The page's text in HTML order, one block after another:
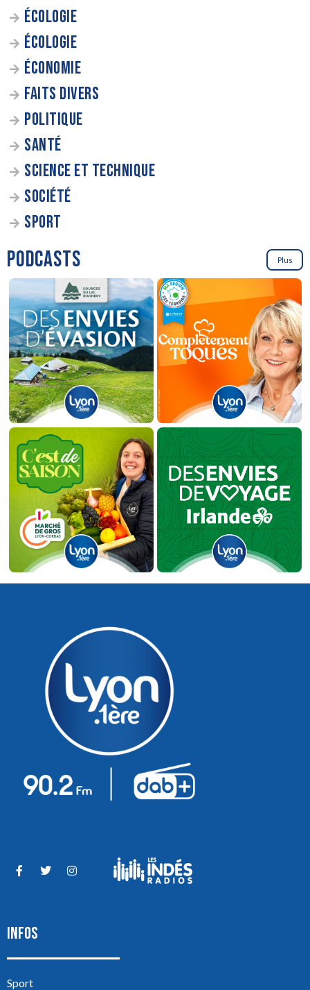
ÉCOLOGIE
ÉCOLOGIE
ÉCONOMIE
FAITS DIVERS
POLITIQUE
SANTÉ
SCIENCE ET TECHNIQUE
SOCIÉTÉ
SPORT
PODCASTS Plus
INFOS
Sport